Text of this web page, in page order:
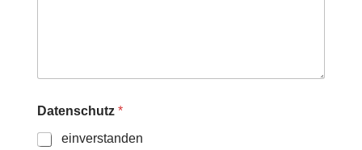
Datenschutz *
einverstanden